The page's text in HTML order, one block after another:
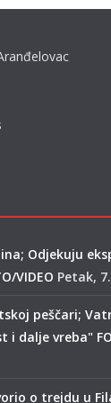
Odjekuju
VIDEO Petak,
peščari;
dalje vreba"
o trejdu u